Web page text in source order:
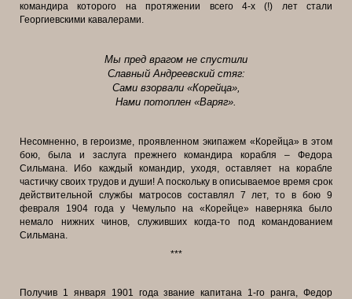
командира которого на протяжении всего 4-х (!) лет стали
Георгиевскими кавалерами.
Мы пред врагом не спустили
Славный Андреевский стяг:
Сами взорвали «Корейца»,
Нами потоплен «Варяг».
Несомненно, в героизме, проявленном экипажем «Корейца» в этом
бою, была и заслуга прежнего командира корабля – Федора
Сильмана. Ибо каждый командир, уходя, оставляет на корабле
частичку своих трудов и души! А поскольку в описываемое время срок
действительной службы матросов составлял 7 лет, то в бою 9
февраля 1904 года у Чемульпо на «Корейце» наверняка было
немало нижних чинов, служивших когда-то под командованием
Сильмана.
***
Получив 1 января 1901 года звание капитана 1-го ранга, Федор